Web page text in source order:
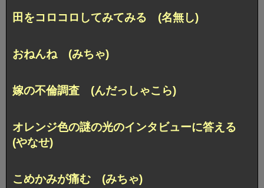
田をコロコロしてみてみる (名無し)
おねんね (みちゃ)
嫁の不倫調査 (んだっしゃこら)
オレンジ色の謎の光のインタビューに答える
(やなせ)
こめかみが痛む (みちゃ)